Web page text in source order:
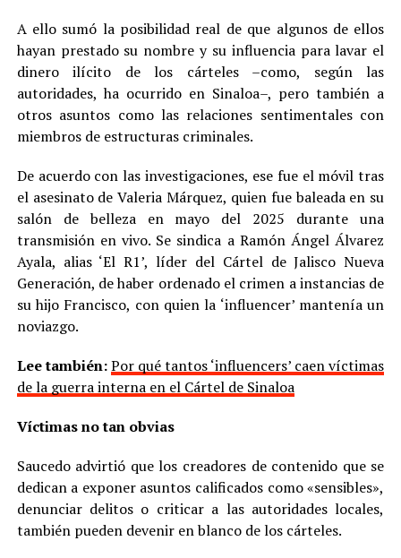
A ello sumó la posibilidad real de que algunos de ellos
hayan prestado su nombre y su influencia para lavar el
dinero ilícito de los cárteles –como, según las
autoridades, ha ocurrido en Sinaloa–, pero también a
otros asuntos como las relaciones sentimentales con
miembros de estructuras criminales.
De acuerdo con las investigaciones, ese fue el móvil tras
el asesinato de Valeria Márquez, quien fue baleada en su
salón de belleza en mayo del 2025 durante una
transmisión en vivo. Se sindica a Ramón Ángel Álvarez
Ayala, alias ‘El R1’, líder del Cártel de Jalisco Nueva
Generación, de haber ordenado el crimen a instancias de
su hijo Francisco, con quien la ‘influencer’ mantenía un
noviazgo.
Lee también:Por qué tantos ‘influencers’ caen víctimas
de la guerra interna en el Cártel de Sinaloa
Víctimas no tan obvias
Saucedo advirtió que los creadores de contenido que se
dedican a exponer asuntos calificados como «sensibles»,
denunciar delitos o criticar a las autoridades locales,
también pueden devenir en blanco de los cárteles.